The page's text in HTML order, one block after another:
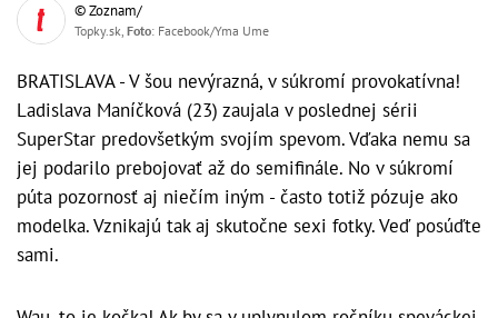
© Zoznam/
Topky.sk, Foto: Facebook/Yma Ume
BRATISLAVA - V šou nevýrazná, v súkromí provokatívna!
Ladislava Maníčková (23) zaujala v poslednej sérii
SuperStar predovšetkým svojím spevom. Vďaka nemu sa
jej podarilo prebojovať až do semifinále. No v súkromí
púta pozornosť aj niečím iným - často totiž pózuje ako
modelka. Vznikajú tak aj skutočne sexi fotky. Veď posúďte
sami.